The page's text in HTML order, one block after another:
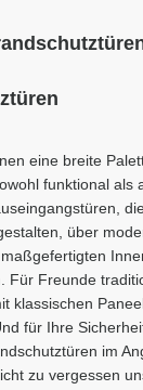
eine breite
funktional als
über
Für Freunde
klassischen
für Ihre
im
zu vergessen